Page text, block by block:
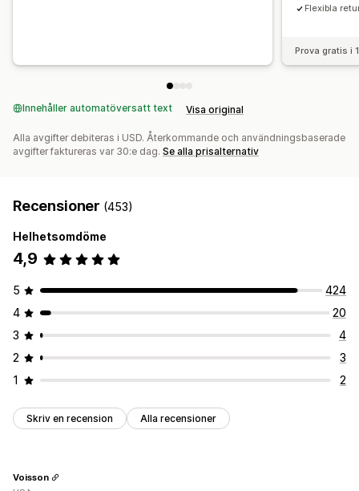
Flexibla
Prova gratis i
Innehåller automatöversatt text Visa original
Alla avgifter debiteras i USD. Återkommande och användningsbaserade
avgifter faktureras var 30:e dag. Se alla prisalternativ
Recensioner (453)
Helhetsomdöme
4,9
5
424
4
20
3
4
2
3
1
2
Skriv en recension Alla recensioner
Voisson